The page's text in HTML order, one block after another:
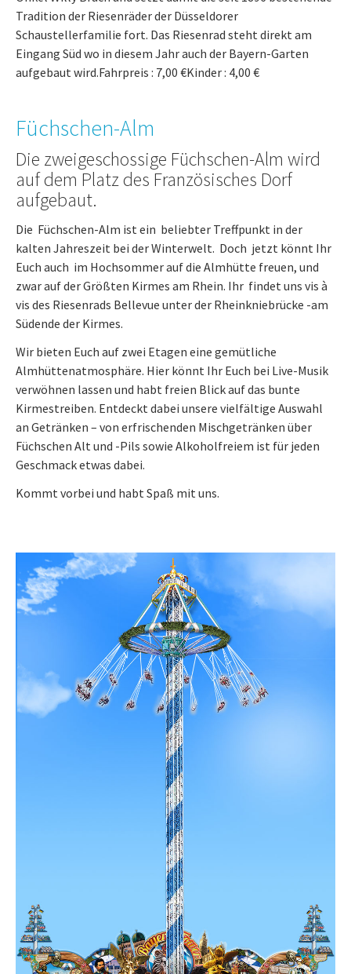
Tradition der Riesenräder der Düsseldorer
Schaustellerfamilie fort. Das Riesenrad steht direkt am
Eingang Süd wo in diesem Jahr auch der Bayern-Garten
aufgebaut wird.Fahrpreis : 7,00 €Kinder : 4,00 €
Füchschen-Alm
Die zweigeschossige Füchschen-Alm wird
auf dem Platz des Französisches Dorf
aufgebaut.
Die Füchschen-Alm ist ein beliebter Treffpunkt in der
kalten Jahreszeit bei der Winterwelt. Doch jetzt könnt Ihr
Euch auch im Hochsommer auf die Almhütte freuen, und
zwar auf der Größten Kirmes am Rhein. Ihr findet uns vis à
vis des Riesenrads Bellevue unter der Rheinkniebrücke -am
Südende der Kirmes.
Wir bieten Euch auf zwei Etagen eine gemütliche
Almhüttenatmosphäre. Hier könnt Ihr Euch bei Live-Musik
verwöhnen lassen und habt freien Blick auf das bunte
Kirmestreiben. Entdeckt dabei unsere vielfältige Auswahl
an Getränken – von erfrischenden Mischgetränken über
Füchschen Alt und -Pils sowie Alkoholfreiem ist für jeden
Geschmack etwas dabei.
Kommt vorbei und habt Spaß mit uns.